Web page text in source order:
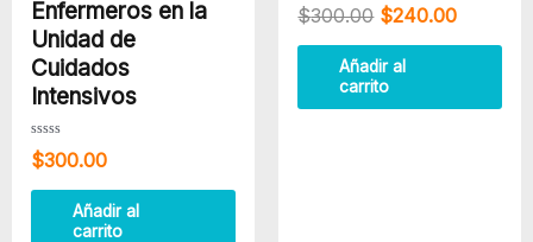
Enfermeros en la
Unidad de
Cuidados
Intensivos
Valorado
con
de
$300.00
Añadir al
carrito
Valorado
con
de
$300.00 $240.00
Añadir al
carrito